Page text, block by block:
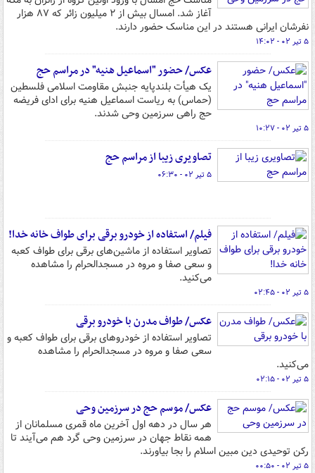
آغاز شد. امسال بیش از ۲ میلیون زائر که ۸۷ هزار
نفرشان ایرانی هستند در این مناسک حضور دارند.
۵ تیر ۰۲ - ۱۴:۰۲
عکس/ حضور "اسماعیل هنیه" در مراسم حج
یک هیأت بلندپایه جنبش مقاومت اسلامی فلسطین
(حماس) به ریاست اسماعیل هنیه برای ادای فریضه
حج راهی سرزمین‌ وحی شدند.
۵ تیر ۰۲ - ۱۰:۲۷
تصاویری زیبا از مراسم حج
۵ تیر ۰۲ - ۰۶:۳۰
فیلم/ استفاده از خودرو برقی برای طواف خانه خدا!
تصاویر استفاده از ماشین‌های برقی برای طواف کعبه
و سعی صفا و مروه در مسجدالحرام را مشاهده
می‌کنید.
۵ تیر ۰۲ - ۰۲:۴۵
عکس/ طواف مدرن با خودرو برقی
تصاویر استفاده از خودروهای برقی برای طواف کعبه و
سعی صفا و مروه در مسجدالحرام را مشاهده
می‌کنید.
۵ تیر ۰۲ - ۰۲:۱۵
عکس/ موسم حج در سرزمین وحی
هر سال در دهه اول آخرین ماه قمری مسلمانان از
همه نقاط جهان در سرزمین وحی گرد هم می‌آیند تا
رکن توحیدی دین مبین اسلام را بجا بیاورند.
۵ تیر ۰۲ - ۰۰:۵۰